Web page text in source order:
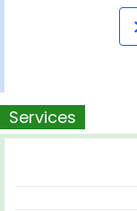
Services